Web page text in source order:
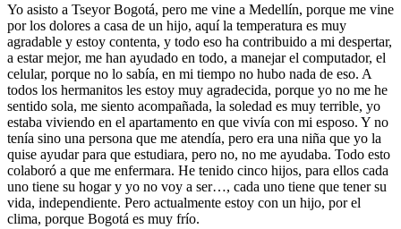
Yo asisto a Tseyor Bogotá, pero me vine a Medellín, porque me vine
por los dolores a casa de un hijo, aquí la temperatura es muy
agradable y estoy contenta, y todo eso ha contribuido a mi despertar,
a estar mejor, me han ayudado en todo, a manejar el computador, el
celular, porque no lo sabía, en mi tiempo no hubo nada de eso. A
todos los hermanitos les estoy muy agradecida, porque yo no me he
sentido sola, me siento acompañada, la soledad es muy terrible, yo
estaba viviendo en el apartamento en que vivía con mi esposo. Y no
tenía sino una persona que me atendía, pero era una niña que yo la
quise ayudar para que estudiara, pero no, no me ayudaba. Todo esto
colaboró a que me enfermara. He tenido cinco hijos, para ellos cada
uno tiene su hogar y yo no voy a ser…, cada uno tiene que tener su
vida, independiente. Pero actualmente estoy con un hijo, por el
clima, porque Bogotá es muy frío.